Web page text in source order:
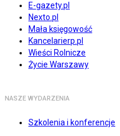
E-gazety.pl
Nexto.pl
Mała księgowość
Kancelarierp.pl
Wieści Rolnicze
Życie Warszawy
NASZE WYDARZENIA
Szkolenia i konferencje